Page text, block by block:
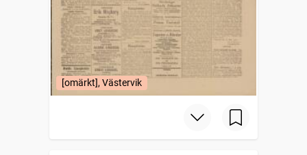
[omärkt], Västervik